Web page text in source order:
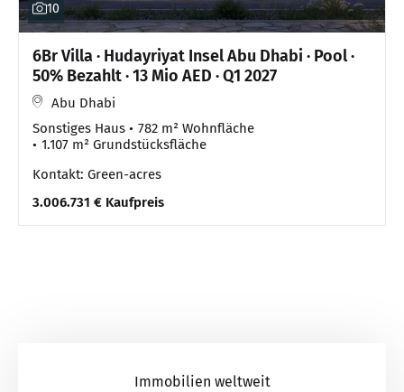
10
6Br Villa · Hudayriyat Insel Abu Dhabi · Pool ·
50% Bezahlt · 13 Mio AED · Q1 2027
Abu Dhabi
Sonstiges Haus
782 m² Wohnfläche
1.107 m² Grundstücksfläche
Kontakt: Green-acres
3.006.731 € Kaufpreis
Immobilien weltweit